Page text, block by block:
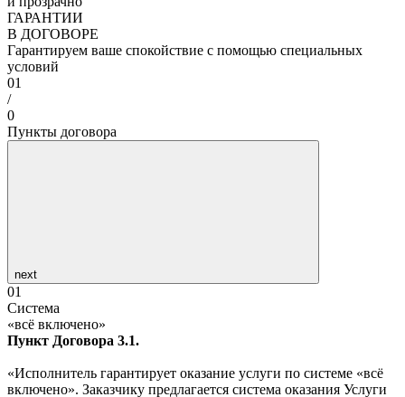
ГАРАНТИИ
В ДОГОВОРЕ
Гарантируем ваше спокойствие с помощью специальных
условий
01
/
0
Пункты договора
next
01
Система
«всё включено»
Пункт Договора 3.1.
«Исполнитель гарантирует оказание услуги по системе «всё
включено». Заказчику предлагается система оказания Услуги